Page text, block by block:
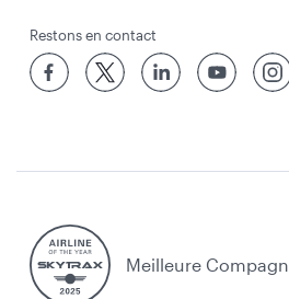
Restons en contact
Meilleure